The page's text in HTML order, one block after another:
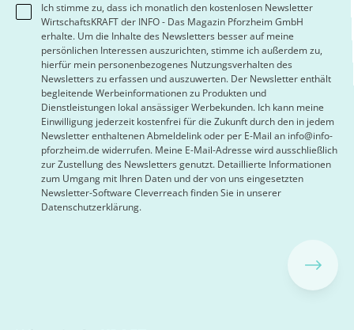
Ich stimme zu, dass ich monatlich den kostenlosen Newsletter
WirtschaftsKRAFT der INFO - Das Magazin Pforzheim GmbH
erhalte. Um die Inhalte des Newsletters besser auf meine
persönlichen Interessen auszurichten, stimme ich außerdem zu,
hierfür mein personenbezogenes Nutzungsverhalten des
Newsletters zu erfassen und auszuwerten. Der Newsletter enthält
begleitende Werbeinformationen zu Produkten und
Dienstleistungen lokal ansässiger Werbekunden. Ich kann meine
Einwilligung jederzeit kostenfrei für die Zukunft durch den in jedem
Newsletter enthaltenen Abmeldelink oder per E-Mail an info@info-
pforzheim.de widerrufen. Meine E-Mail-Adresse wird ausschließlich
zur Zustellung des Newsletters genutzt. Detaillierte Informationen
zum Umgang mit Ihren Daten und der von uns eingesetzten
Newsletter-Software Cleverreach finden Sie in unserer
Datenschutzerklärung.